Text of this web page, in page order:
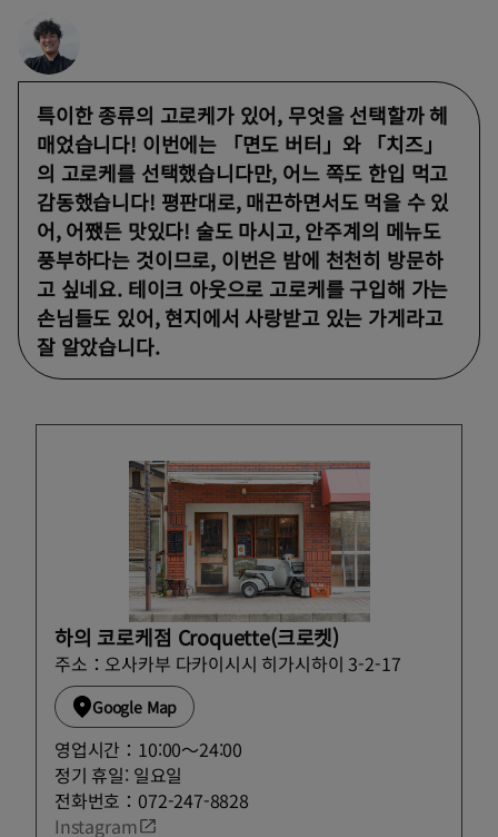
특이한 종류의 고로케가 있어, 무엇을 선택할까 헤
매었습니다! 이번에는 「면도 버터」와 「치즈」
의 고로케를 선택했습니다만, 어느 쪽도 한입 먹고
감동했습니다! 평판대로, 매끈하면서도 먹을 수 있
어, 어쨌든 맛있다! 술도 마시고, 안주계의 메뉴도
풍부하다는 것이므로, 이번은 밤에 천천히 방문하
고 싶네요. 테이크 아웃으로 고로케를 구입해 가는
손님들도 있어, 현지에서 사랑받고 있는 가게라고
잘 알았습니다.
하의 코로케점 Croquette(크로켓)
주소：오사카부 다카이시시 히가시하이 3-2-17
Google Map
영업시간：10:00〜24:00
정기 휴일: 일요일
전화번호：072-247-8828
Instagram